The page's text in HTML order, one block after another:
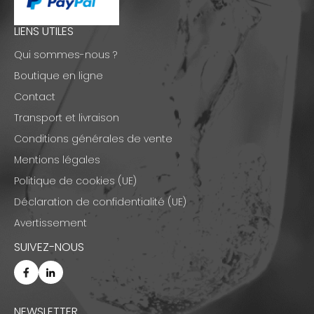
LIENS UTILES
Qui sommes-nous ?
Boutique en ligne
Contact
Transport et livraison
Conditions générales de vente
Mentions légales
Politique de cookies (UE)
Déclaration de confidentialité (UE)
Avertissement
SUIVEZ-NOUS